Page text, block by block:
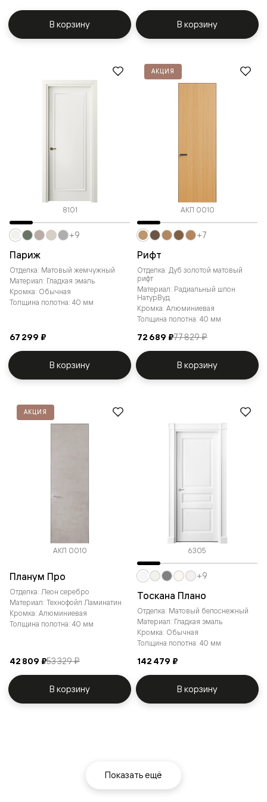
В корзину В корзину
8101
Париж
Отделка: Матовый жемчужный
Материал: Гладкая эмаль
Кромка: Обычная
Толщина полотна: 40 мм
67 299 ₽
+9
В корзину
АКЦИЯ
АКП 0010
Рифт
Отделка: Дуб золотой матовый
рифт
Материал: Радиальный шпон
НатурВуд
Кромка: Алюминиевая
Толщина полотна: 40 мм
72 689 ₽77 829 ₽
+7
В корзину
АКЦИЯ
АКП 0010
Планум Про
Отделка: Леон серебро
Материал: Технофойл Ламинатин
Кромка: Алюминиевая
Толщина полотна: 40 мм
42 809 ₽53 329 ₽
В корзину
6305
Тоскана Плано
Отделка: Матовый белоснежный
Материал: Гладкая эмаль
Кромка: Обычная
Толщина полотна: 40 мм
142 479 ₽
+9
В корзину
Показать ещё